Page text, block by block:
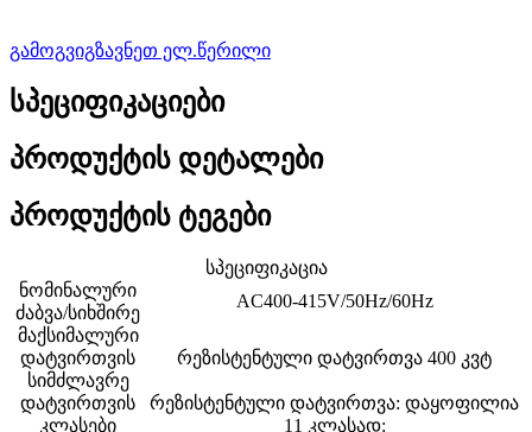
გამოგვიგზავნეთ ელ.წერილი
სპეციფიკაციები
პროდუქტის დეტალები
პროდუქტის ტეგები
სპეციფიკაცია
ნომინალური
ძაბვა/სიხშირე
AC400-415V/50Hz/60Hz
მაქსიმალური
დატვირთვის
სიმძლავრე
რეზისტენტული დატვირთვა 400 კვტ
დატვირთვის
კლასები
რეზისტენტული დატვირთვა: დაყოფილია
11 კლასად: